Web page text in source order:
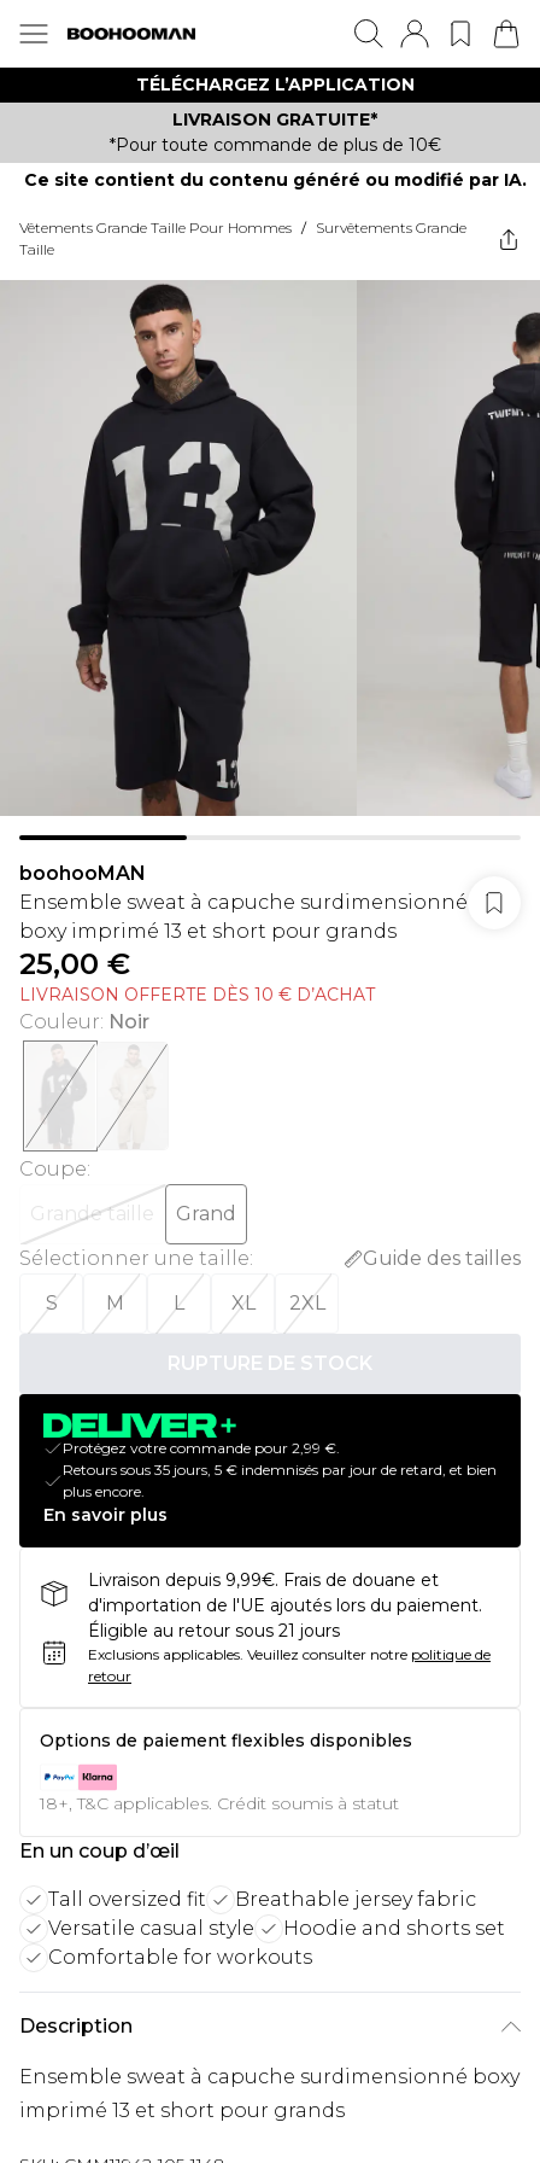
TÉLÉCHARGEZ L’APPLICATION
LIVRAISON GRATUITE*
*Pour toute commande de plus de 10€
Ce site contient du contenu généré ou modifié par IA.
Vêtements Grande Taille Pour Hommes / Survêtements Grande
Taille
boohooMAN
Ensemble sweat à capuche surdimensionné
boxy imprimé 13 et short pour grands
25,00 €
LIVRAISON OFFERTE DÈS 10 € D’ACHAT
Couleur: Noir
Coupe:
Grande taille
Grand
Sélectionner une taille:
Guide des tailles
S
M L XL 2XL
RUPTURE DE STOCK
Protégez votre commande pour 2,99 €.
Retours sous 35 jours, 5 € indemnisés par jour de retard, et bien
plus encore.
En savoir plus
Livraison depuis 9,99€. Frais de douane et
d'importation de l'UE ajoutés lors du paiement.
Éligible au retour sous 21 jours
Exclusions applicables. Veuillez consulter notre politique de
retour
Options de paiement flexibles disponibles
18+, T&C applicables. Crédit soumis à statut
En un coup d’œil
Tall oversized fit
Breathable jersey fabric
Versatile casual style
Hoodie and shorts set
Comfortable for workouts
Description
Ensemble sweat à capuche surdimensionné boxy
imprimé 13 et short pour grands